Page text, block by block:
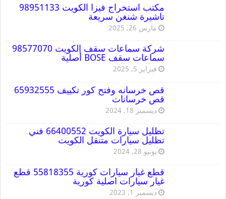
مكتب استخراج فيزا الكويت 98951133
تاشيرة شنغن سريعة
مارس 26, 2025
شركة سماعات سقف الكويت 98577070
سماعات سقف BOSE أصلية
فبراير 5, 2025
قص خرسانه وفتح كور تكييف 65932555
قص خرسانات
ديسمبر 18, 2024
تظليل سيارة الكويت 66400552 فني
تظليل سيارات متنقل الكويت
يونيو 28, 2024
قطع غيار سيارات كورية 55818355 قطع
غيار سيارات اصلية كورية
ديسمبر 1, 2023